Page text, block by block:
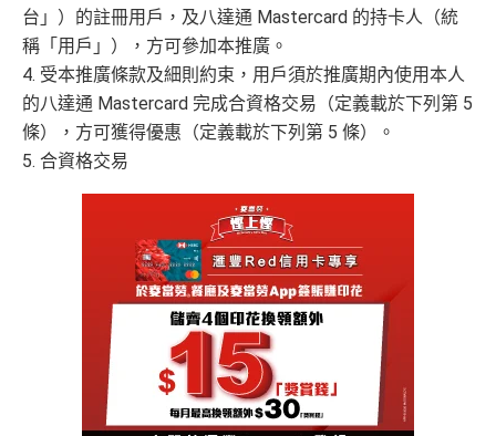
台」）的註冊用戶，及八達通 Mastercard 的持卡人（統
稱「用戶」），方可參加本推廣。
4. 受本推廣條款及細則約束，用戶須於推廣期內使用本人
的八達通 Mastercard 完成合資格交易（定義載於下列第 5
條），方可獲得優惠（定義載於下列第 5 條）。
5. 合資格交易